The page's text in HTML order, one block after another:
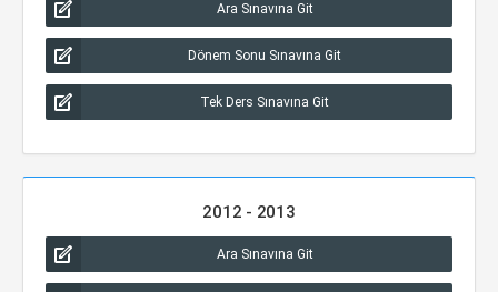
Ara Sınavına Git
Dönem Sonu Sınavına Git
Tek Ders Sınavına Git
2012 - 2013
Ara Sınavına Git